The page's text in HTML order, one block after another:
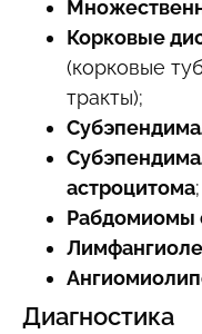
Корковые
(корковые
тракты);
астроцитома;
Рабдомиомы
Диагностика